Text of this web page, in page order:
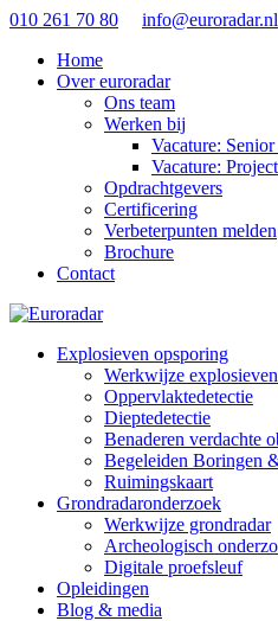
010 261 70 80
info@euroradar.nl
Home
Over euroradar
Ons team
Werken bij
Vacature:
Vacature:
Opdrachtgevers
Certificering
Verbeterpunten melden
Brochure
Contact
Explosieven opsporing
Werkwijze
Oppervlaktedetectie
Dieptedetectie
Benaderen verdachte
Begeleiden Boringen
Ruimingskaart
Grondradaronderzoek
Werkwijze grondradar
Archeologisch
Digitale proefsleuf
Opleidingen
Blog & media